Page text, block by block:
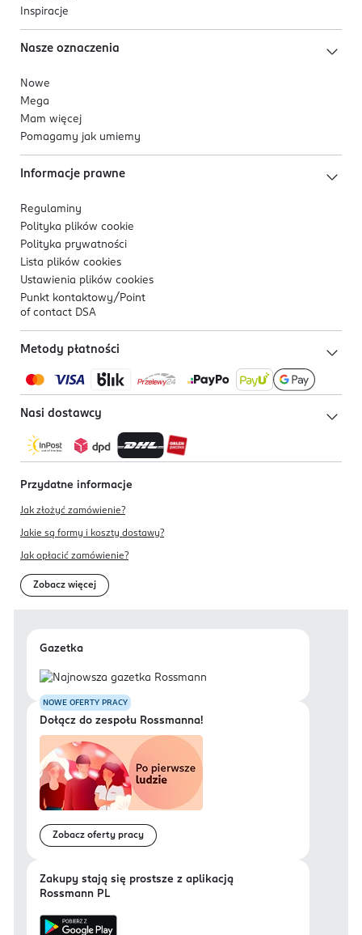
Inspiracje
Nasze oznaczenia
Nowe
Mega
Mam więcej
Pomagamy jak umiemy
Informacje prawne
Regulaminy
Polityka plików cookie
Polityka prywatności
Lista plików cookies
Ustawienia plików cookies
Punkt kontaktowy/ Point
of contact DSA
Metody płatności
Nasi dostawcy
Przydatne informacje
Jak złożyć zamówienie?
Jakie są formy i koszty dostawy?
Jak opłacić zamówienie?
Zobacz więcej
Gazetka
NOWE OFERTY PRACY
Dołącz do zespołu Rossmanna!
Zobacz oferty pracy
Zakupy stają się prostsze z aplikacją
Rossmann PL